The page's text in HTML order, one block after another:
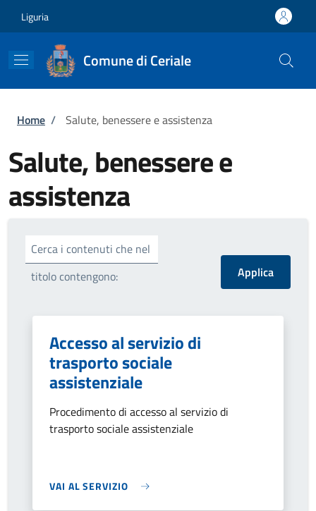
Liguria
Comune di Ceriale
Briciole di pane
Home / Salute, benessere e assistenza
Salute, benessere e
assistenza
Cerca i contenuti che nel
titolo contengono:
Accesso al servizio di
trasporto sociale
assistenziale
Procedimento di accesso al servizio di
trasporto sociale assistenziale
VAI AL SERVIZIO